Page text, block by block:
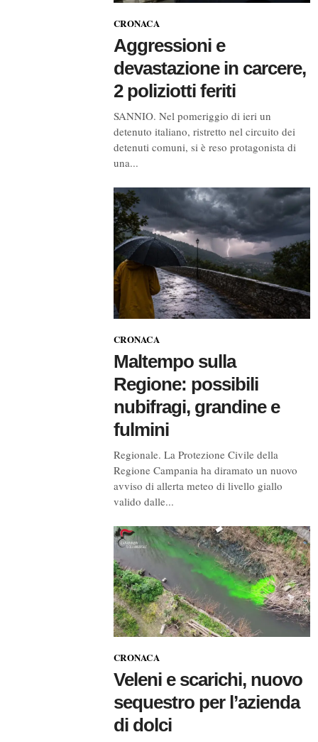
CRONACA
Aggressioni e
devastazione in carcere,
2 poliziotti feriti
SANNIO. Nel pomeriggio di ieri un
detenuto italiano, ristretto nel circuito dei
detenuti comuni, si è reso protagonista di
una...
CRONACA
Maltempo sulla
Regione: possibili
nubifragi, grandine e
fulmini
Regionale. La Protezione Civile della
Regione Campania ha diramato un nuovo
avviso di allerta meteo di livello giallo
valido dalle...
CRONACA
Veleni e scarichi, nuovo
sequestro per l’azienda
di dolci